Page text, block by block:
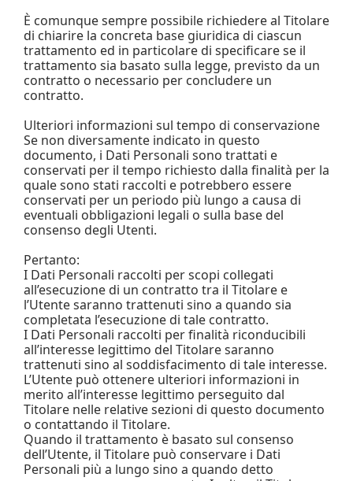
È comunque sempre possibile richiedere al Titolare
di chiarire la concreta base giuridica di ciascun
trattamento ed in particolare di specificare se il
trattamento sia basato sulla legge, previsto da un
contratto o necessario per concludere un
contratto.
Ulteriori informazioni sul tempo di conservazione
Se non diversamente indicato in questo
documento, i Dati Personali sono trattati e
conservati per il tempo richiesto dalla finalità per la
quale sono stati raccolti e potrebbero essere
conservati per un periodo più lungo a causa di
eventuali obbligazioni legali o sulla base del
consenso degli Utenti.
Pertanto:
I Dati Personali raccolti per scopi collegati
all’esecuzione di un contratto tra il Titolare e
l’Utente saranno trattenuti sino a quando sia
completata l’esecuzione di tale contratto.
I Dati Personali raccolti per finalità riconducibili
all’interesse legittimo del Titolare saranno
trattenuti sino al soddisfacimento di tale interesse.
L’Utente può ottenere ulteriori informazioni in
merito all’interesse legittimo perseguito dal
Titolare nelle relative sezioni di questo documento
o contattando il Titolare.
Quando il trattamento è basato sul consenso
dell’Utente, il Titolare può conservare i Dati
Personali più a lungo sino a quando detto